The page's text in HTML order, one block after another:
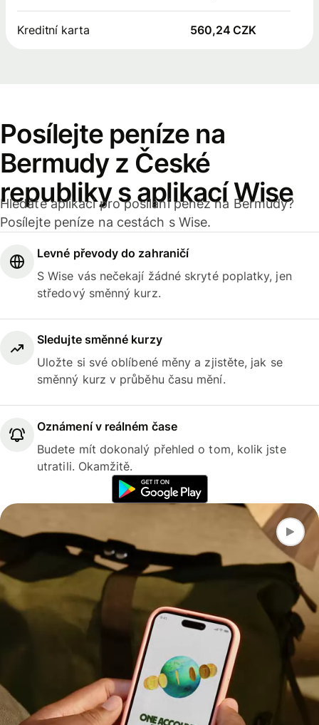
Kreditní karta 560,24 CZK
Posílejte peníze na
Bermudy z České
republiky s aplikací Wise
Hledáte aplikaci pro posílání peněz na Bermudy?
Posílejte peníze na cestách s Wise.
Levné převody do zahraničí
S Wise vás nečekají žádné skryté poplatky, jen
středový směnný kurz.
Sledujte směnné kurzy
Uložte si své oblíbené měny a zjistěte, jak se
směnný kurz v průběhu času mění.
Oznámení v reálném čase
Budete mít dokonalý přehled o tom, kolik jste
utratili. Okamžitě.